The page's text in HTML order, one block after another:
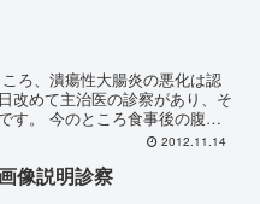
ろ、潰瘍性大腸炎の悪化は認
改めて主治医の診察があり、そ
す。 今のところ食事後の腹痛
況です。対潰瘍性大腸...2012.11.14
像説明診察